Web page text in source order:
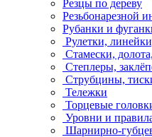
Резцы по дереву
Резьбонарезной
Рубанки и
Рулетки,
Стамески,
Степлеры,
Струбцины,
Тележки
Торцевые
Уровни и
Шарнирно-